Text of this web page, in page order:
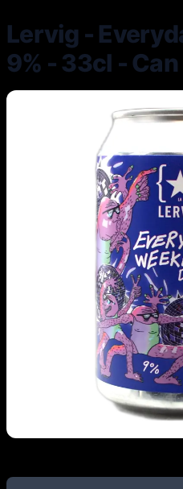
Lervig -
9% - 33cl - Can
Lervig -